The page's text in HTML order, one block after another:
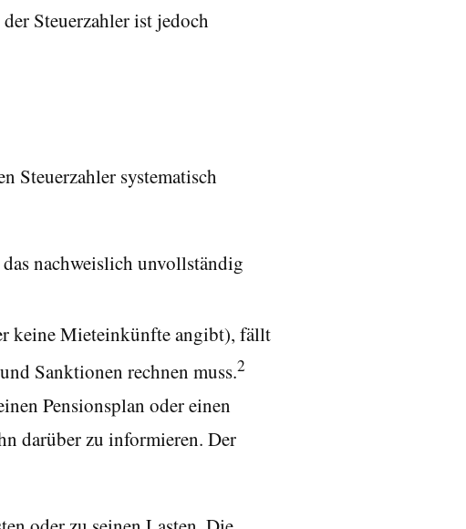
Steuerzahler ist jedoch
Steuerzahler systematisch
nachweislich unvollständig
keine Mieteinkünfte angibt), fällt
Sanktionen rechnen muss.2
Pensionsplan oder einen
darüber zu informieren. Der